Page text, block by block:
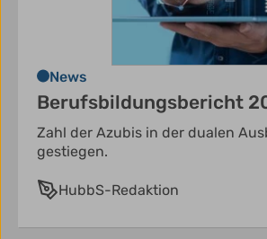
News
Berufsbildungsbericht
Zahl der Azubis in der dualen
gestiegen.
HubbS-Redaktion